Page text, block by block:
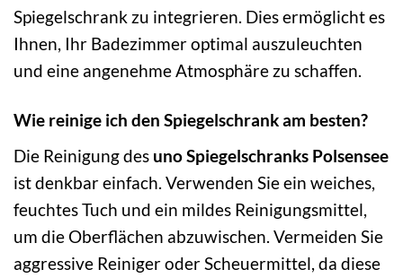
Spiegelschrank zu integrieren. Dies ermöglicht es
Ihnen, Ihr Badezimmer optimal auszuleuchten
und eine angenehme Atmosphäre zu schaffen.
Wie reinige ich den Spiegelschrank am besten?
Die Reinigung des uno Spiegelschranks Polsensee
ist denkbar einfach. Verwenden Sie ein weiches,
feuchtes Tuch und ein mildes Reinigungsmittel,
um die Oberflächen abzuwischen. Vermeiden Sie
aggressive Reiniger oder Scheuermittel, da diese